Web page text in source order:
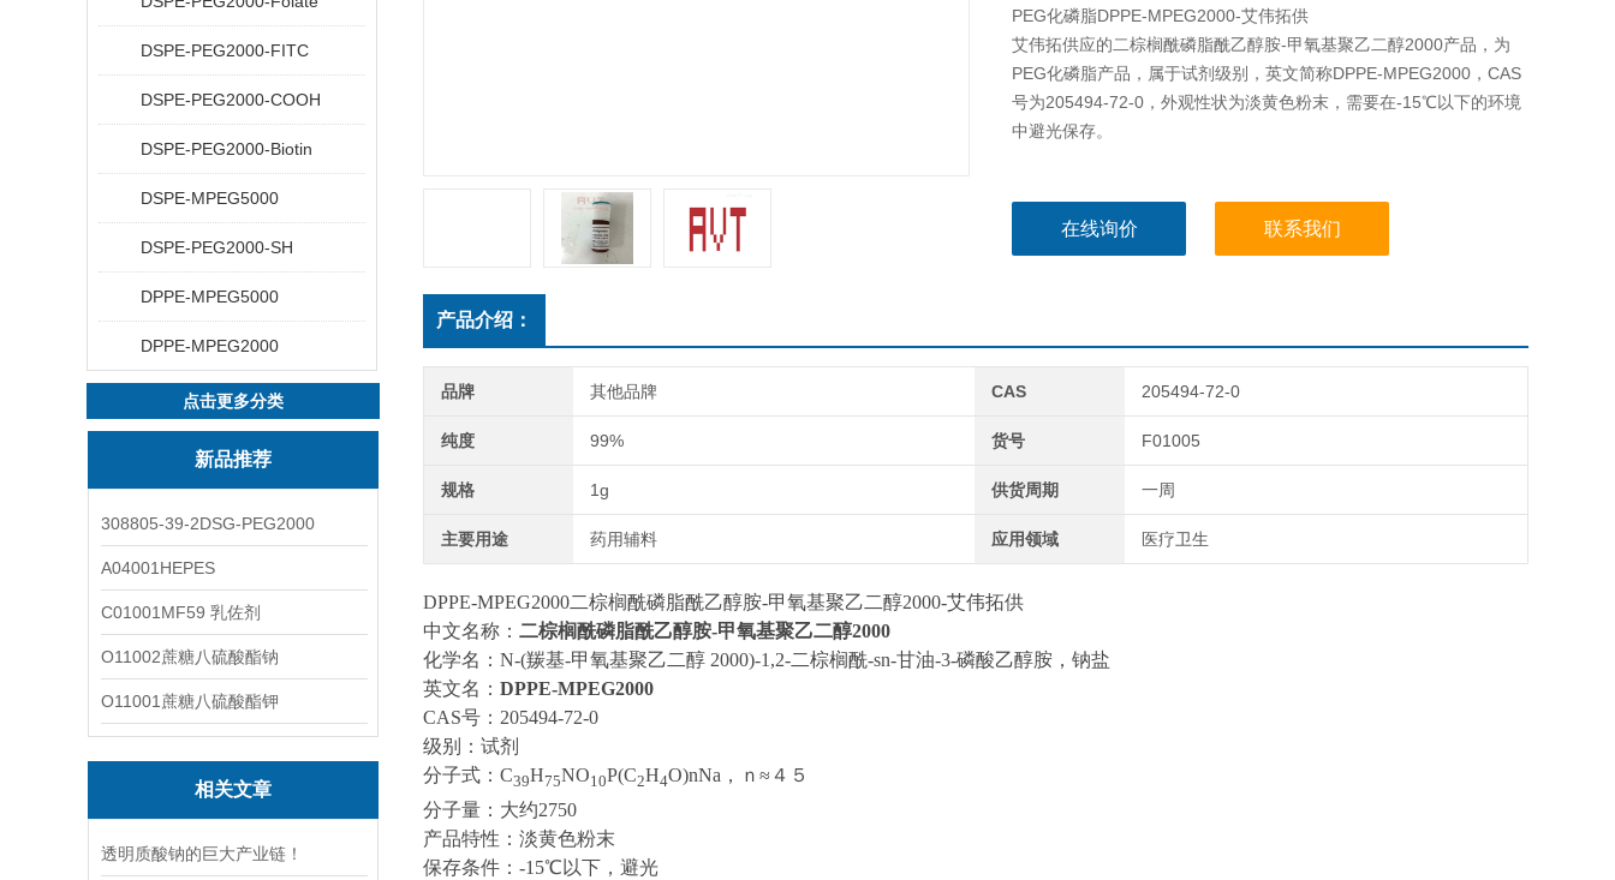
DSPE-PEG2000-FITC
DSPE-PEG2000-COOH
DSPE-PEG2000-Biotin
DSPE-MPEG5000
DSPE-PEG2000-SH
DPPE-MPEG5000
DPPE-MPEG2000
点击更多分类
新品推荐
308805-39-2DSG-PEG2000
A04001HEPES
C01001MF59 乳佐剂
O11002蔗糖八硫酸酯钠
O11001蔗糖八硫酸酯钾
相关文章
透明质酸钠的巨大产业链！
PEG化磷脂DPPE-MPEG2000-艾伟拓供
艾伟拓供应的二棕榈酰磷脂酰乙醇胺-甲氧基聚乙二醇2000产品，为
PEG化磷脂产品，属于试剂级别，英文简称DPPE-MPEG2000，CAS
号为205494-72-0，外观性状为淡黄色粉末，需要在-15℃以下的环境
中避光保存。
在线询价 联系我们
产品介绍：
品牌 其他品牌 CAS 205494-72-0
纯度 99% 货号 F01005
规格 1g 供货周期 一周
主要用途 药用辅料 应用领域 医疗卫生
DPPE-MPEG2000二棕榈酰磷脂酰乙醇胺-甲氧基聚乙二醇2000-艾伟拓供
中文名称： 二棕榈酰磷脂酰乙醇胺-甲氧基聚乙二醇2000
化学名：N-(羰基-甲氧基聚乙二醇 2000)-1,2-二棕榈酰-sn-甘油-3-磷酸乙醇胺，钠盐
英文名： DPPE-MPEG2000
CAS号：205494-72-0
级别：试剂
分子式：C39H75NO10P(C2H4O)nNa，ｎ≈４５
分子量：大约2750
产品特性：淡黄色粉末
保存条件：-15℃以下，避光